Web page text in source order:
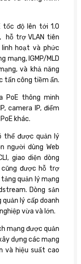
tốc độ lên tới 1.0
hỗ trợ VLAN tiên
hoạt và phức
mạng, IGMP/MLD
và khả năng
tấn công tiềm ẩn.
PoE thông minh
camera IP, điểm
khác.
thể được quản lý
người dùng Web
giao diện dòng
cũng được hỗ trợ
tảng quản lý mạng
Dòng sản
quản lý cấp doanh
vừa và lớn.
mạng được quản
dựng các mạng
và hiệu suất cao